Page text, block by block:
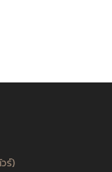
ร์)